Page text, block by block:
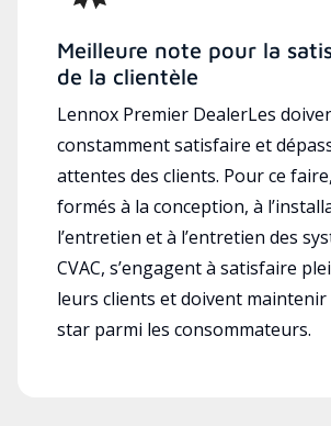
Meilleure note pour la
de la clientèle
Lennox Premier DealerLes
constamment satisfaire et
attentes des clients. Pour ce
formés à la conception, à
l’entretien et à l’entretien des
CVAC, s’engagent à satisfaire
leurs clients et doivent maintenir
star parmi les consommateurs.